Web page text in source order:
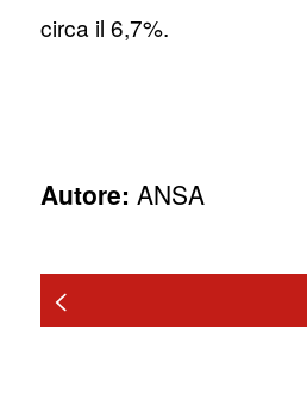
circa il 6,7%.
Autore: ANSA